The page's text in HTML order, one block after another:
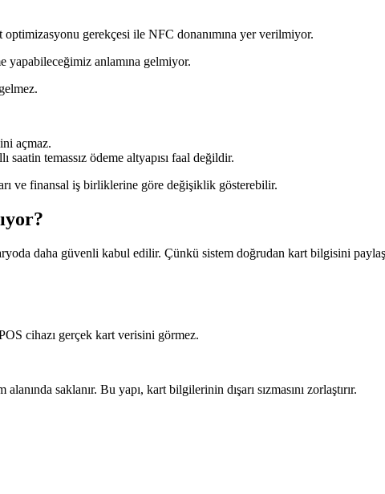
gerekçesi ile NFC donanımına yer verilmiyor.
yapabileceğimiz anlamına gelmiyor.
açmaz.
saatin temassız ödeme altyapısı faal değildir.
ve finansal iş birliklerine göre değişiklik gösterebilir.
daha güvenli kabul edilir. Çünkü sistem doğrudan kart bilgisini
cihazı gerçek kart verisini görmez.
saklanır. Bu yapı, kart bilgilerinin dışarı sızmasını zorlaştırır.